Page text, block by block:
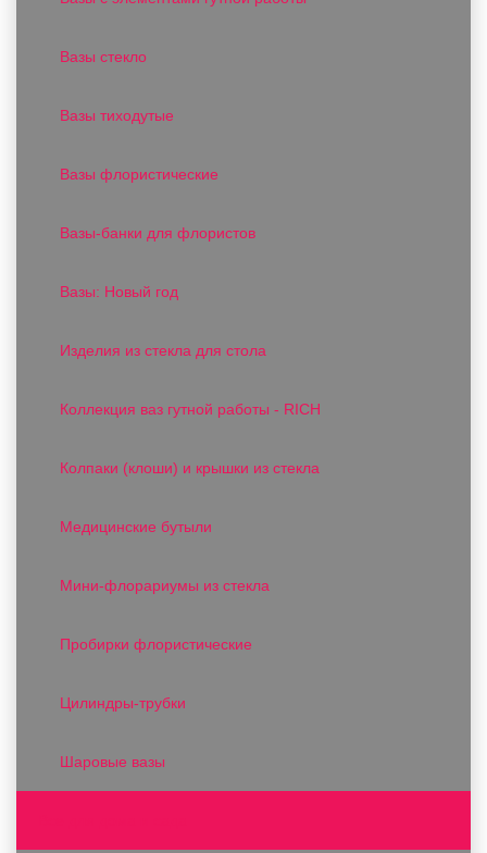
Вазы стекло
Вазы тиходутые
Вазы флористические
Вазы-банки для флористов
Вазы: Новый год
Изделия из стекла для стола
Коллекция ваз гутной работы - RICH
Колпаки (клоши) и крышки из стекла
Медицинские бутыли
Мини-флорариумы из стекла
Пробирки флористические
Цилиндры-трубки
Шаровые вазы